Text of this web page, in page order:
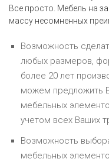
Все просто. Мебель на
массу несомненных
Возможность
любых размеров,
более 20 лет
можем предложить
мебельных
учетом всех Ваших
Возможность
мебельных